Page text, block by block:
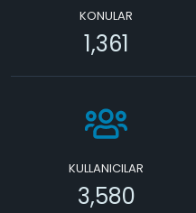
KONULAR
1,361
KULLANICILAR
3,580